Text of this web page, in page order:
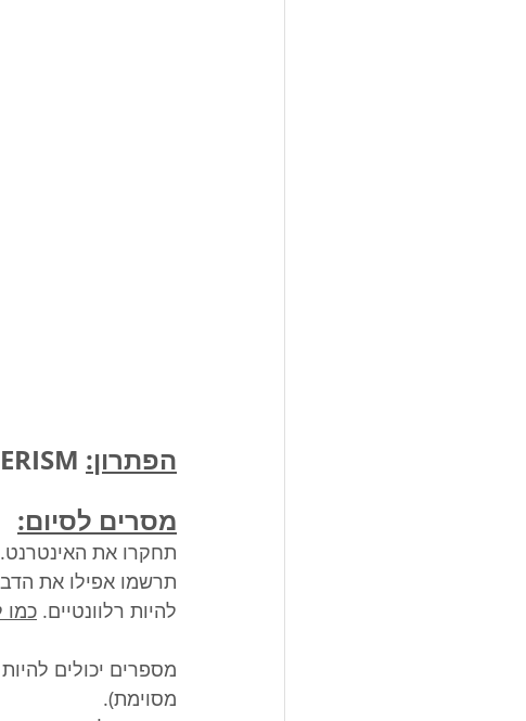
הפתרון:
מסרים לסיום:
תחקרו את האינטרנט.
תרשמו אפילו את
להיות רלוונטיים.
מספרים יכולים
מסוימת).